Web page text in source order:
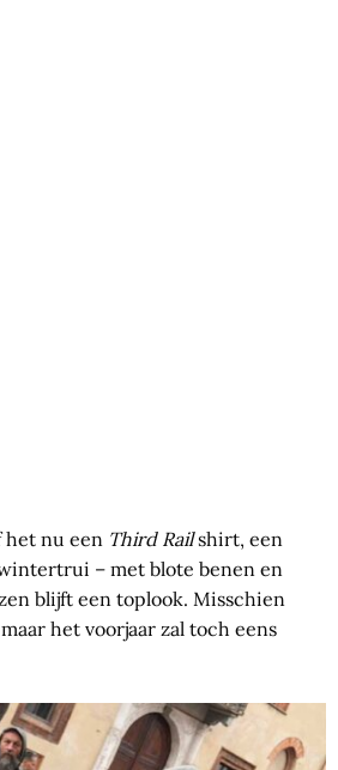
nu een Third Railshirt, een
– met blote benen en
blijft een toplook. Misschien
het voorjaar zal toch eens